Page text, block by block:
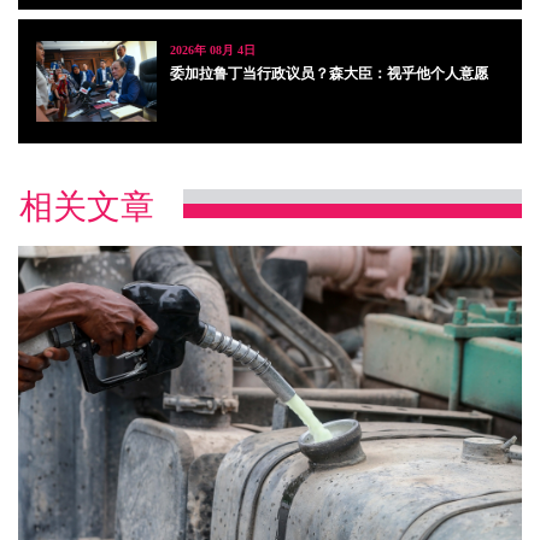
2026年 08月 4日
委加拉鲁丁当行政议员？森大臣：视乎他个人意愿
相关文章